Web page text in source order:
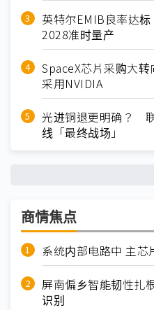
英特尔EMIB良率达
2028准时量产
SpaceX芯片采购大
采用NVIDIA
光进铜退更明确？
线「最终战场」
商情焦点
系统内部电路中 主芯
屏南偏乡智能韧性扎
识别